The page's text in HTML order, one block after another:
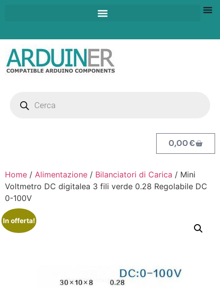
0,00€
Home / Alimentazione / Bilanciatori di Carica / Mini
Voltmetro DC digitalea 3 fili verde 0.28 Regolabile DC
0-100V
In offerta!